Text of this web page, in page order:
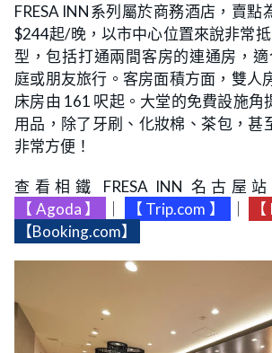
FRESA INN系列屬於商務酒店，賣點
$244起/晚，以市中心位置來說非常
型，包括打通兩間客房的連通房，
庭或朋友旅行。客房面積方面，雙人
床房由 161 呎起。大堂的免費設施角
用品，除了牙刷、化妝棉、茶包，甚
非常方便！
查看相鐵 FRESA INN 名古屋
【Agoda】
【Trip.com】
【Booking.com】